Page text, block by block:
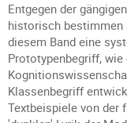
Entgegen der
historisch bestimmen
diesem Band eine
Prototypenbegriff, wie
Klassenbegriff
Textbeispiele von der